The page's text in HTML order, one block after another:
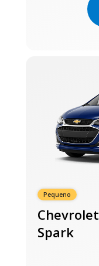
Pequeno
Chevrolet
Spark